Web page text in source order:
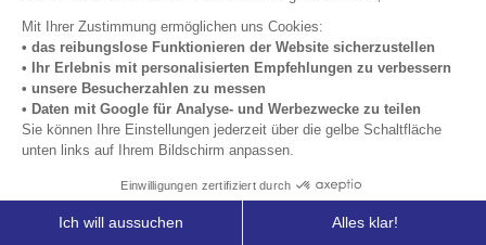
Mehr erfahren